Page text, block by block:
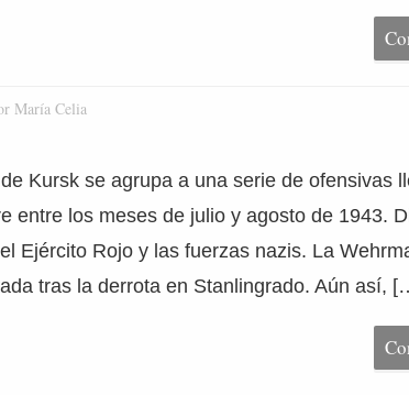
María Celia
Kursk se agrupa a una serie de ofensivas
entre los meses de julio y agosto de 1943.
Ejército Rojo y las fuerzas nazis. La
tras la derrota en Stanlingrado. Aún así,